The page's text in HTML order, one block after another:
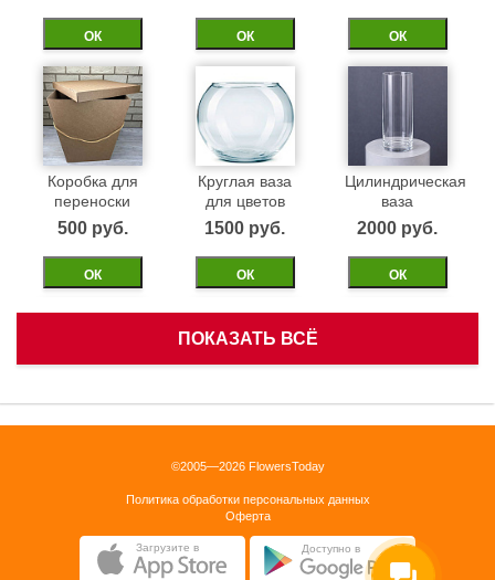
ОК ОК ОК
Коробка для
переноски
500 pуб.
ОК
Круглая ваза
для цветов
1500 pуб.
ОК
Цилиндрическая
ваза
2000 pуб.
ОК
коробка 40см
ОК ОК
ПОКАЗАТЬ ВСЁ
©2005—2026 FlowersToday
Политика обработки персональных данных
Оферта
Загрузите в Доступно в